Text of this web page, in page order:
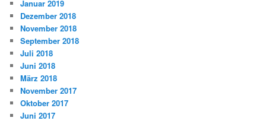
Januar 2019
Dezember 2018
November 2018
September 2018
Juli 2018
Juni 2018
März 2018
November 2017
Oktober 2017
Juni 2017